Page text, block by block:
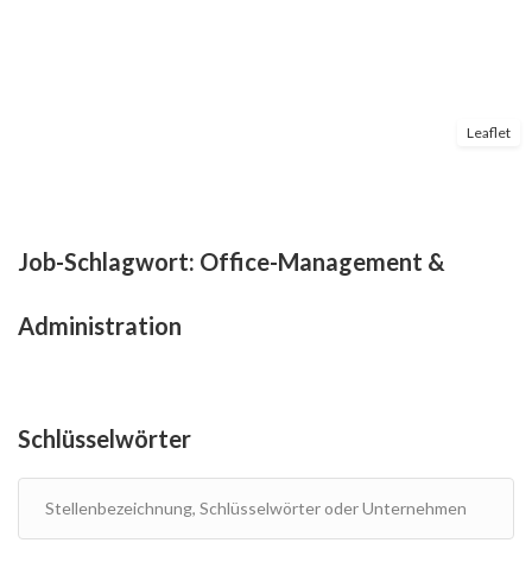
Leaflet
Job-Schlagwort: Office-Management &
Administration
Schlüsselwörter